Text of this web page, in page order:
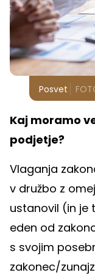
Posvet
Kaj moramo
podjetje?
Vlaganja
v družbo z
ustanovil (in je
eden od
s svojim
zakonec/